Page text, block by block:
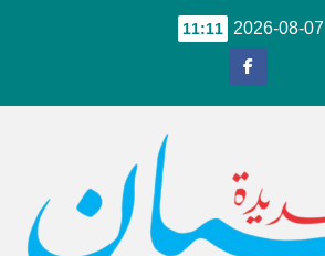
2026-08-07
11:11